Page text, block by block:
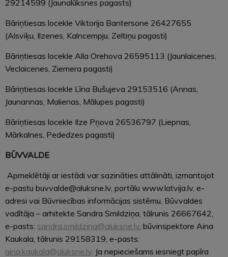
29214599 (Jaunalūksnes pagasts)
Bāriņtiesas locekle Viktorija Bantersone 26427655
(Alsviķu, Ilzenes, Kalncempju, Zeltiņu pagasti)
Bāriņtiesas locekle Alla Orehova 26595113 (Jaunlaicenes,
Veclaicenes, Ziemera pagasti)
Bāriņtiesas locekle Līna Bušujeva 29153516 (Annas,
Jaunannas, Malienas, Mālupes pagasti)
Bāriņtiesas locekle Ilze Pņova 26536797 (Liepnas,
Mārkalnes, Pededzes pagasti)
BŪVVALDE
Apmeklētāji ar iestādi var sazināties attālināti, izmantojot
e-pastu buvvalde@aluksne.lv, portālu www.latvija.lv, e-
adresi vai Būvniecības informācijas sistēmu. Būvvaldes
vadītāja – arhitekte Sandra Smildziņa, tālrunis 26667642,
e-pasts: sandra.smildzina@aluksne.lv , būvinspektore Aina
Kaukala, tālrunis 29158319, e-pasts:
aina.kaukala@aluksne.lv . Ja nepieciešams iesniegt papīra